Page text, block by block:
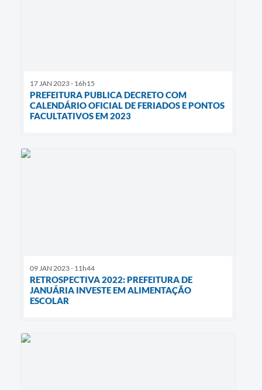
17 JAN 2023 - 16h15
PREFEITURA PUBLICA DECRETO COM
CALENDÁRIO OFICIAL DE FERIADOS E PONTOS
FACULTATIVOS EM 2023
09 JAN 2023 - 11h44
RETROSPECTIVA 2022: PREFEITURA DE
JANUÁRIA INVESTE EM ALIMENTAÇÃO
ESCOLAR